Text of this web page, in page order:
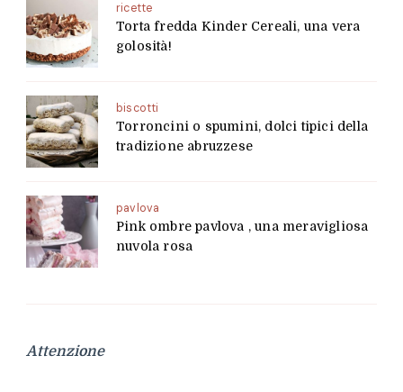
ricette
Torta fredda Kinder Cereali, una vera
golosità!
biscotti
Torroncini o spumini, dolci tipici della
tradizione abruzzese
pavlova
Pink ombre pavlova , una meravigliosa
nuvola rosa
Attenzione